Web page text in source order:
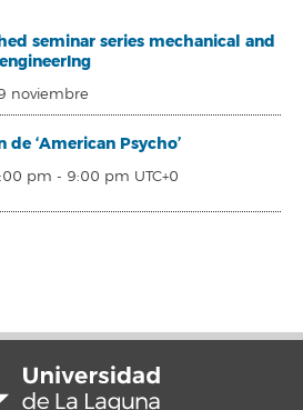
seminar series mechanical and
noviembre
de ‘American Psycho’
pm - 9:00 pm UTC+0